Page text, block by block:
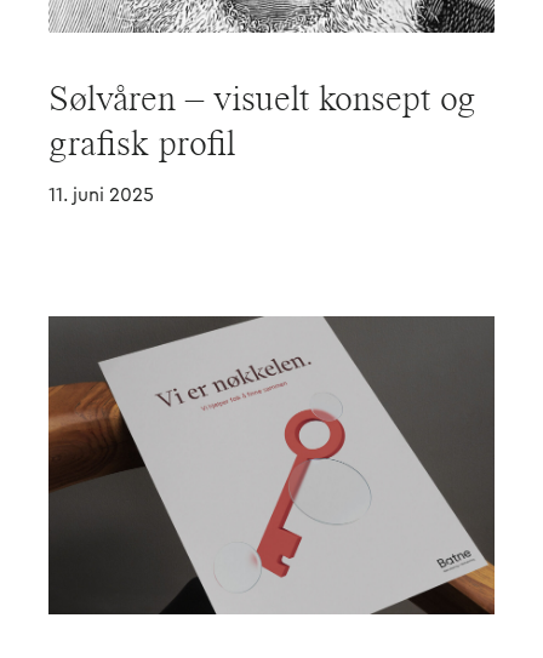
Sølvåren – visuelt konsept og
grafisk profil
11. juni 2025